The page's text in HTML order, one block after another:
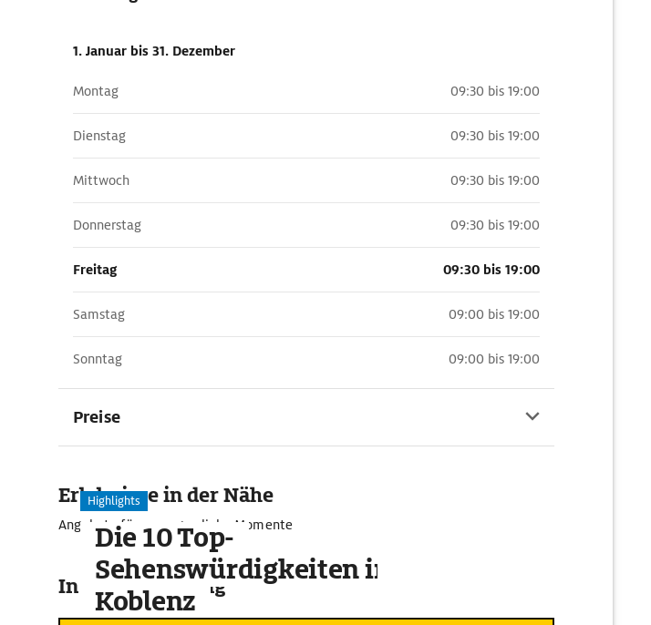
1. Januar bis 31. Dezember
Montag 09:30 bis 19:00
Dienstag 09:30 bis 19:00
Mittwoch 09:30 bis 19:00
Donnerstag 09:30 bis 19:00
Freitag 09:30 bis 19:00
Samstag 09:00 bis 19:00
Sonntag 09:00 bis 19:00
Preise
Erlebnisse in der Nähe
Angebote für unvergessliche Momente
In der Umgebung
Highlights
Die 10 Top-
Sehenswürdigkeiten in
Koblenz